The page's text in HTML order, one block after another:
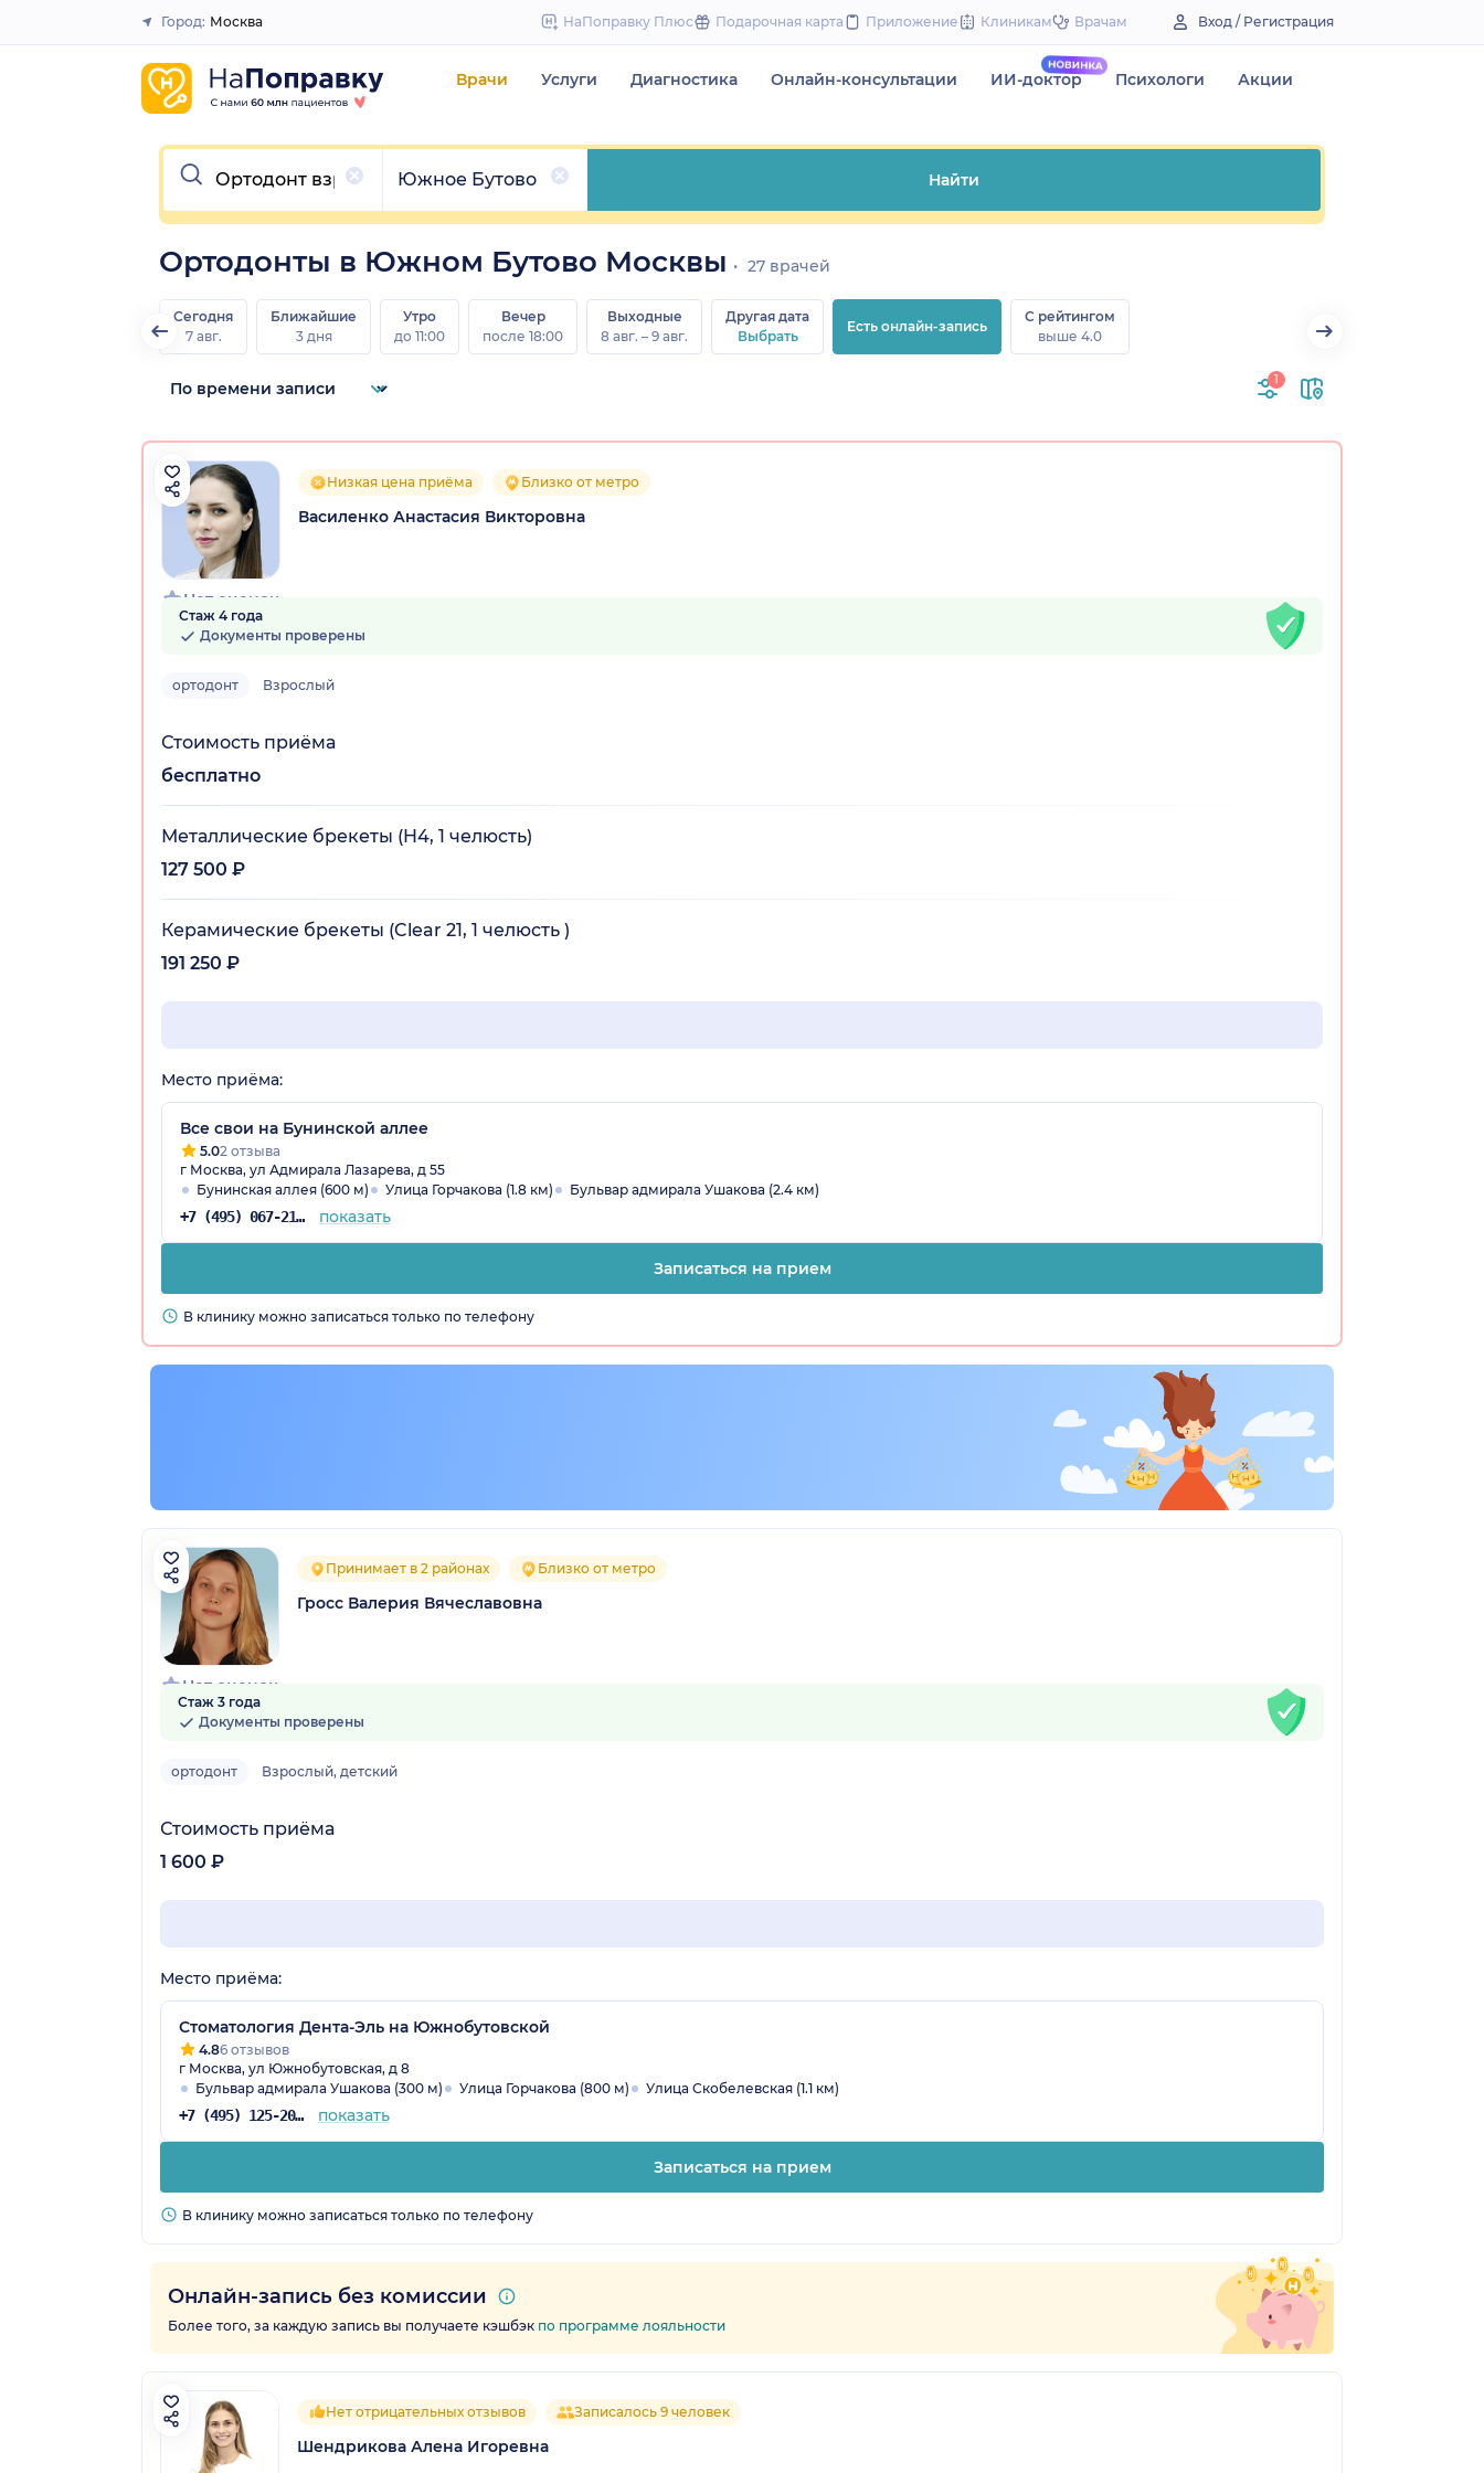
to
Закрыть
Город: Москва НаПоправку Плюс Подарочная карта Приложение Клиникам Врачам Вход / Регистрация
Врачи Услуги Диагностика Онлайн-консультации ИИ-доктор Психологи Акции
Очистить
Южное Бутово
Найти
Ортодонты в Южном Бутово Москвы 27 врачей
Сегодня
7 авг.
Ближайшие
3 дня
Утро
до 11:00
Вечер
после 18:00
Выходные
8 авг. – 9 авг.
Другая дата
Выбрать
Есть онлайн-запись
С рейтингом
выше 4.0
1
Нет оценок
Низкая цена приёма Близко от метро
Василенко Анастасия Викторовна
Стаж 4 года
Документы проверены
ортодонт Взрослый
Стоимость приёма
бесплатно
Металлические брекеты (H4, 1 челюсть)
127 500 ₽
Керамические брекеты (Clear 21, 1 челюсть )
191 250 ₽
Место приёма:
Все свои на Бунинской аллее
5.02 отзыва
г Москва, ул Адмирала Лазарева, д 55
Бунинская аллея (600 м)
Улица Горчакова (1.8 км) Бульвар адмирала Ушакова (2.4 км)
+7 (495) 067-21-25 показать
Записаться на прием
В клинику можно записаться только по телефону
Нет оценок
Принимает в 2 районах Близко от метро
Гросс Валерия Вячеславовна
Стаж 3 года
Документы проверены
ортодонт Взрослый, детский
Стоимость приёма
1 600 ₽
Место приёма:
Стоматология Дента-Эль на Южнобутовской
4.86 отзывов
г Москва, ул Южнобутовская, д 8
Бульвар адмирала Ушакова (300 м)
Улица Горчакова (800 м) Улица Скобелевская (1.1 км)
+7 (495) 125-20-98 показать
Записаться на прием
В клинику можно записаться только по телефону
Онлайн-запись без комиссии
Более того, за каждую запись вы получаете кэшбэк по программе лояльности
Нет отрицательных отзывов Записалось 9 человек
Шендрикова Алена Игоревна